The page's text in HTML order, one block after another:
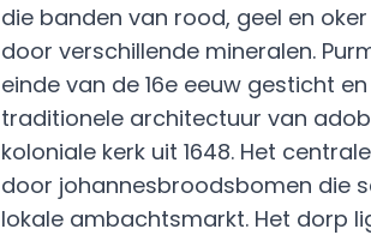
die banden van rood, geel en
door verschillende mineralen.
einde van de 16e eeuw gesticht
traditionele architectuur van
koloniale kerk uit 1648. Het
door johannesbroodsbomen die
lokale ambachtsmarkt. Het dorp